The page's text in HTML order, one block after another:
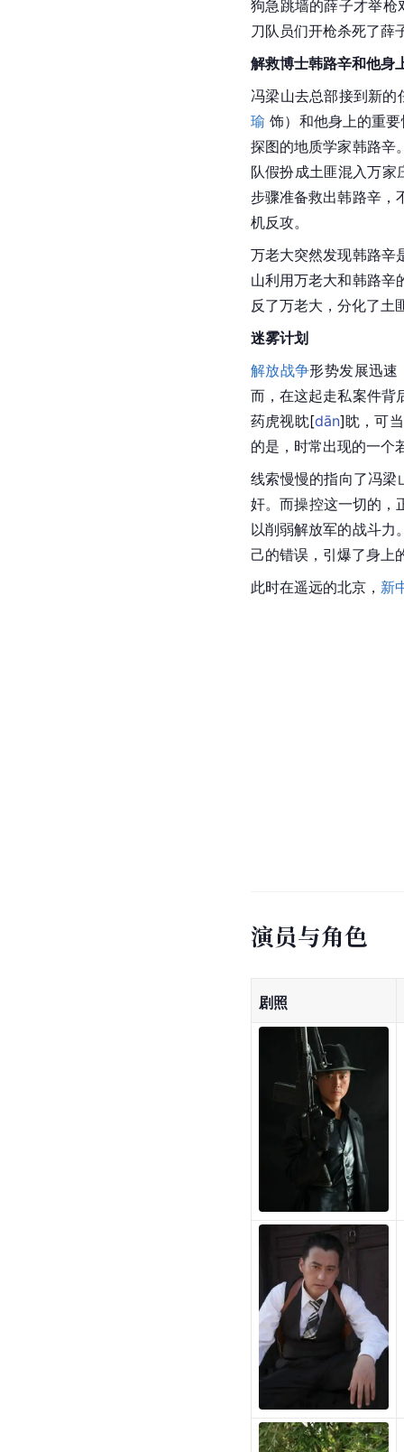
狗急跳墙的薛子才举枪
刀队员们开枪杀死了薛
解救博士韩路辛和他身
冯梁山去总部接到新的
瑜 饰）和他身上的重
探图的地质学家韩路辛
队假扮成土匪混入万家
步骤准备救出韩路辛，
机反攻。
万老大突然发现韩路辛
山利用万老大和韩路辛
反了万老大，分化了土
迷雾计划
解放战争形势发展迅速
而，在这起走私案件背
药虎视眈[dān]眈，可
的是，时常出现的一个
线索慢慢的指向了冯梁
奸。而操控这一切的，
以削弱解放军的战斗力
己的错误，引爆了身上
此时在遥远的北京， 新
演员与角色
剧照